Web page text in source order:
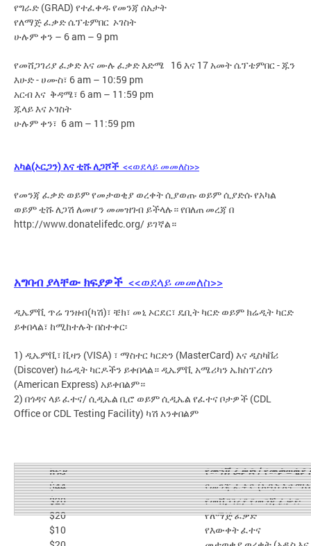
የግራድ (GRAD) የተፈቀዱ የመንጃ ሰአታት
የለማጅ ፈቃድ ሴፕቴምበር ኦገስት
ሁሉም ቀን – 6 am – 9 pm
የመሸጋገሪያ ፈቃድ እና ሙሉ ፈቃድ እድሜ 16 እና 17 አመት ሴፕቴምበር - ጁን
እሁድ - ሀሙስ፣ 6 am – 10:59 pm
አርብ እና ቅዳሜ፣ 6 am – 11:59 pm
ጁላይ እና ኦገስት
ሁሉም ቀን፣ 6 am – 11:59 pm
አካል(ኦርጋን) እና ቲሹ ለጋሾች <<ወደላይ መመለስ>>
የመንጃ ፈቃድ ወይም የመታወቂያ ወረቀት ሲያወጡ ወይም ሲያድሱ የአካል
ወይም ቲሹ ለጋሽ ለመሆን መመዝገብ ይችላሉ። የበለጠ መረጃ በ
http://www.donatelifedc.org/ ይገኛል።
አግባብ ያላቸው ክፍያዎች <<ወደላይ መመለስ>>
ዲኤምቪ ጥሬ ገንዘብ(ካሽ)፣ ቼክ፣ መኒ ኦርደር፣ ዴቢት ካርድ ወይም ክሬዲት ካርድ
ይቀበላል፣ ከሚከተሉት በስተቀር፡
1) ዲኤምቪ፣ ቪዛን (VISA) ፣ ማስተር ካርድን (MasterCard) እና ዲስካቨሪ
(Discover) ክሬዲት ካርዶችን ይቀበላል። ዲኤምቪ አሜሪካን ኤክስፕረስን
(American Express) አይቀበልም።
2) በጎዳና ላይ ፈተና/ ሲዲኤል ቢሮ ወይም ሲዲኤል የፈተና ቦታዎች (CDL
Office or CDL Testing Facility) ካሽ አንቀበልም
የመንጃ ፈቃድ / የመታወቂያ
ክፍያ
የመንጃ ፈቃድ (አዲስ እና
$44
የመሸጋገሪያ የመንጃ ፈቃድ
$20
የለማጅ ፈቃድ
$20
የእውቀት ፈተና
$10